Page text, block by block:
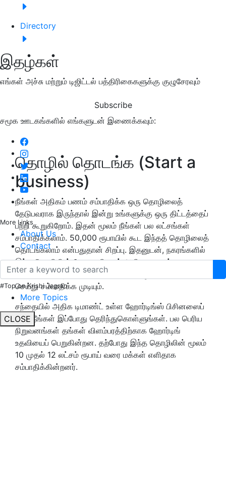
Directory
இதழ்கள்
எங்கள் அச்சு மற்றும் டிஜிட்டல் பத்திரிகைகளுக்கு குழுசேரவும்
Subscribe
சமூக ஊடகங்களில் எங்களுடன் இணைக்கவும்:
More Links
About Us
Contact
#Top on Krishi Jagran
More Topics
CLOSE
தொழில் தொடங்க (Start a
business)
நீங்கள் அதிகம் பணம் சம்பாதிக்க ஒரு தொழிலைத்
தேடுபவராக இருந்தால் இன்று உங்களுக்கு ஒரு திட்டத்தைப்
பற்றி கூறுகிறோம். இதன் மூலம் நீங்கள் பல லட்சங்கள்
சம்பாதிக்கலாம். 50,000 ரூபாயில் கூட இந்தத் தொழிலைத்
தொடங்கலாம் என்பதுதான் சிறப்பு. இதனுடன், நகரங்களில்
இந்த தொழிலின் தேவை மிகவும் அதிகமாக உள்ளது.
வீட்டின் அமர்ந்துகொண்டே இந்தத் தொழிலை நீங்கள்
செய்து சம்பாதிக்க முடியும்.
சந்தையில் அதிக டிமாண்ட் உள்ள ஹோர்டிங்ஸ் பிசினஸைப்
பற்றி நீங்கள் இப்போது தெரிந்துகொள்ளுங்கள். பல பெரிய
நிறுவனங்கள் தங்கள் விளம்பரத்திற்காக ஹோர்டிங்
உதவியைப் பெறுகின்றன. தற்போது இந்த தொழிலின் மூலம்
10 முதல் 12 லட்சம் ரூபாய் வரை மக்கள் எளிதாக
சம்பாதிக்கின்றனர்.